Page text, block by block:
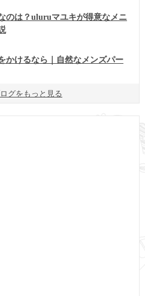
のは？uluruマユキが得意なメニ
かけるなら｜自然なメンズパー
グをもっと見る